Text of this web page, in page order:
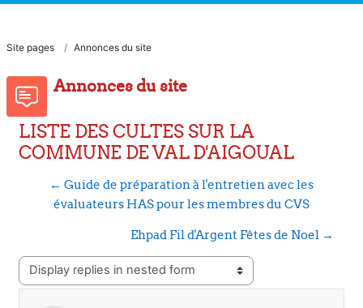
Site pages Annonces du site
Annonces du site
LISTE DES CULTES SUR LA
COMMUNE DE VAL D'AIGOUAL
← Guide de préparation à l'entretien avec les
évaluateurs HAS pour les membres du CVS
Ehpad Fil d'Argent Fêtes de Noel →
Display mode